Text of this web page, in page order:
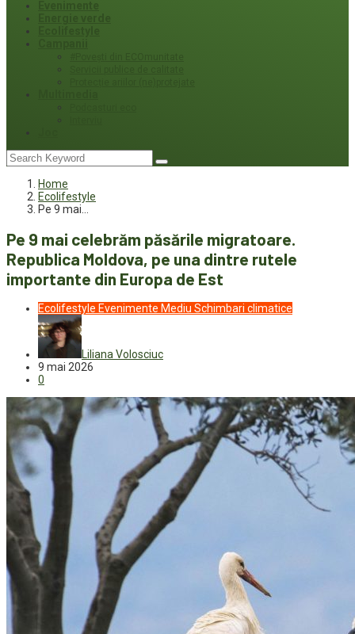
Home
Ecolifestyle
Pe 9 mai…
Pe 9 mai celebrăm păsările migratoare.
Republica Moldova, pe una dintre rutele
importante din Europa de Est
Ecolifestyle Evenimente Mediu Schimbari climatice
Liliana Volosciuc
9 mai 2026
0